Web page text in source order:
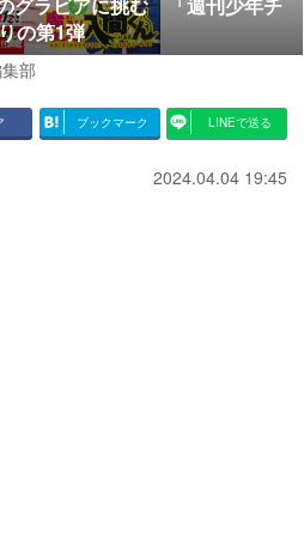
グラビアに挑む 「週刊少年チ
の第1弾
部
ブックマーク LINEで送る
2024.04.04 19:45